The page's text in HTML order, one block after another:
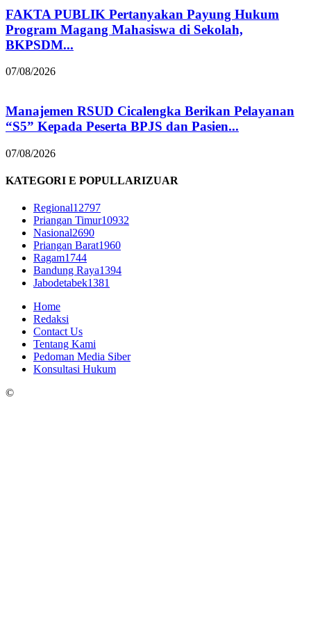
FAKTA PUBLIK Pertanyakan Payung Hukum
Program Magang Mahasiswa di Sekolah,
BKPSDM...
07/08/2026
Manajemen RSUD Cicalengka Berikan Pelayanan
“S5” Kepada Peserta BPJS dan Pasien...
07/08/2026
KATEGORI E POPULLARIZUAR
Regional12797
Priangan Timur10932
Nasional2690
Priangan Barat1960
Ragam1744
Bandung Raya1394
Jabodetabek1381
Home
Redaksi
Contact Us
Tentang Kami
Pedoman Media Siber
Konsultasi Hukum
©